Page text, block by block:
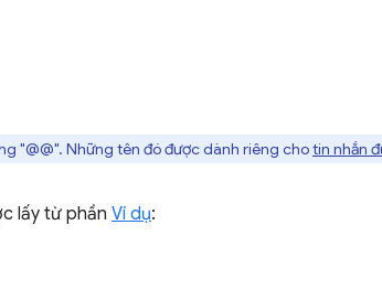
"@@". Những tên đó được dành riêng chotin nhắn
lấy từ phần Ví dụ: